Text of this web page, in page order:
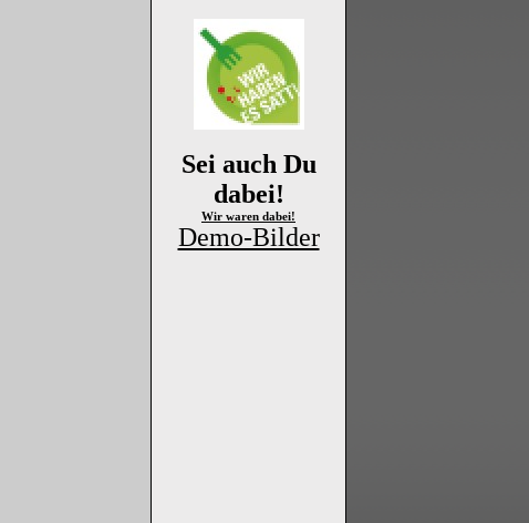
Sei auch Du
dabei!
Wir waren dabei!
Demo-Bilder